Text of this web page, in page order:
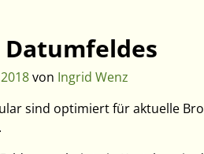
von Ingrid Wenz
sind optimiert für aktuelle